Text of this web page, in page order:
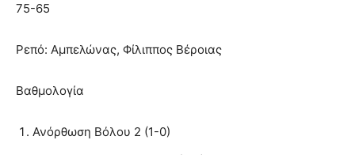
75-65
Ρεπό: Αμπελώνας, Φίλιππος Βέροιας
Βαθμολογία
Ανόρθωση Βόλου 2 (1-0)